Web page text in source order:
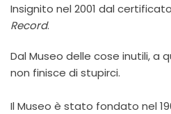
Insignito nel 2001 dal
Record.
Dal Museo delle cose inutili, a
non finisce di stupirci.
Il Museo è stato fondato nel